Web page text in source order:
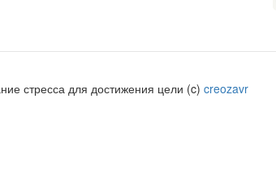
стресса для достижения цели (c) creozavr